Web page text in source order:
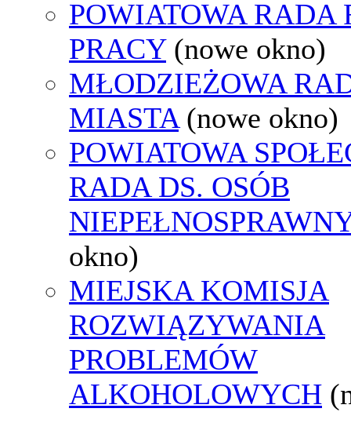
POWIATOWA RADA
PRACY (nowe okno)
MŁODZIEŻOWA
MIASTA (nowe okno)
POWIATOWA
RADA DS. OSÓB
okno)
MIEJSKA KOMISJA
ROZWIĄZYWANIA
PROBLEMÓW
ALKOHOLOWYCH